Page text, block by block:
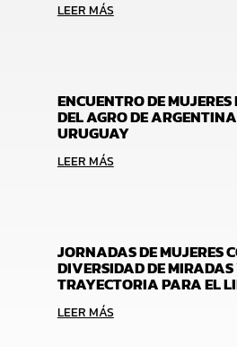
LEER MÁS
ENCUENTRO DE
DEL AGRO DE
URUGUAY
LEER MÁS
JORNADAS DE MUJERES
DIVERSIDAD DE
TRAYECTORIA PARA EL
LEER MÁS